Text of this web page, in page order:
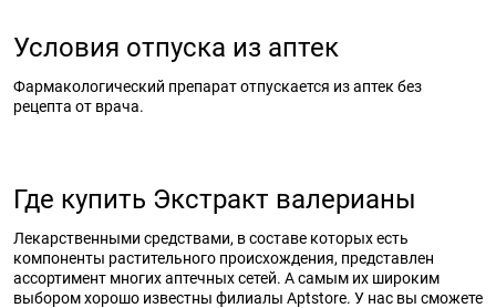
Условия отпуска из аптек
Фармакологический препарат отпускается из аптек без
рецепта от врача.
Где купить Экстракт валерианы
Лекарственными средствами, в составе которых есть
компоненты растительного происхождения, представлен
ассортимент многих аптечных сетей. А самым их широким
выбором хорошо известны филиалы Aptstore. У нас вы сможете